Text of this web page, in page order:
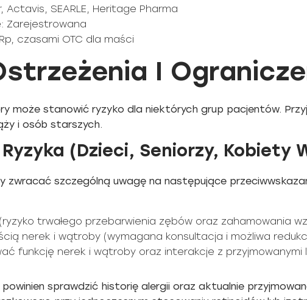
Actavis, SEARLE, Heritage Pharma
Zarejestrowana
czasami OTC dla maści
I
stanowić ryzyko dla niektórych grup pacjentów.
i osób starszych.
(Dzieci, Seniorzy, Kobiety
zwracać szczególną uwagę na następujące
trwałego przebarwienia zębów oraz zahamowania
nerek i wątroby (wymagana konsultacja i możliwa
funkcję nerek i wątroby oraz interakcje z przyjmowanymi
sprawdzić historię alergii oraz aktualnie